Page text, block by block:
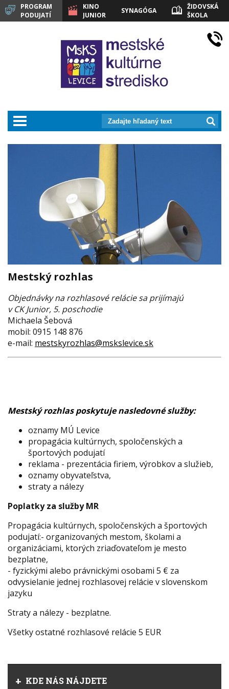
PROGRAM
PODUJATÍ
KINO
JUNIOR
SYNAGÓGA
ŽIDOVSKÁ
ŠKOLA
LEVICE
prepnut_navigaciu
Mestský rozhlas
Objednávky na rozhlasové relácie sa prijímajú
v CK Junior, 5. poschodie
Michaela Šebová
mobil: 0915 148 876
e-mail: mestskyrozhlas@mskslevice.sk
Mestský rozhlas poskytuje nasledovné služby:
oznamy MÚ Levice
propagácia kultúrnych, spoločenských a
športových podujatí
reklama - prezentácia firiem, výrobkov a služieb,
oznamy obyvateľstva,
straty a nálezy
Poplatky za služby MR
Propagácia kultúrnych, spoločenských a športových
podujatí:- organizovaných mestom, školami a
organizáciami, ktorých zriaďovateľom je mesto
bezplatne,
- fyzickými alebo právnickými osobami 5 € za
odvysielanie jednej rozhlasovej relácie v slovenskom
jazyku
Straty a nálezy - bezplatne.
Všetky ostatné rozhlasové relácie 5 EUR
KDE NÁS NÁJDETE